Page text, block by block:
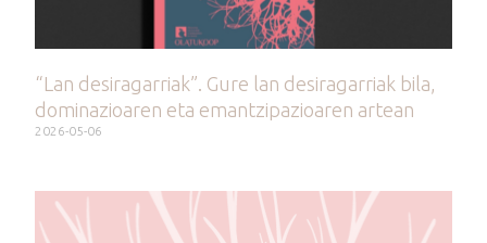
“Lan desiragarriak”. Gure lan desiragarriak bila,
dominazioaren eta emantzipazioaren artean
2026-05-06